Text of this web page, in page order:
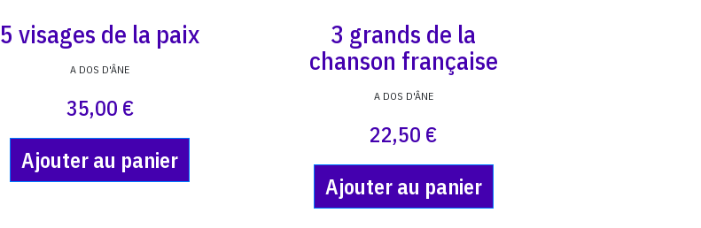
5 visages de la paix
A DOS D'ÂNE
35,00 €
Ajouter au panier
3 grands de la
chanson française
A DOS D'ÂNE
22,50 €
Ajouter au panier